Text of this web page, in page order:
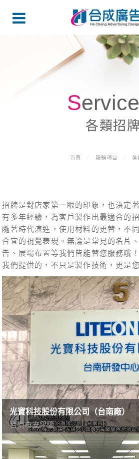
Service
各類招牌
首頁 服務項目 各
招牌是對店家第一眼的印象，也決定
有多年經驗，為客戶製作出最適合的招
隨著時代演進，使用材料的更替，不
合宜的視覺表現。無論是常見的名片
告、展場布置等我們皆能替您服務哦！
我們提供的，不只是製作技術，更是
光寶科技股份有限公司（台南廠）
台南市安平區